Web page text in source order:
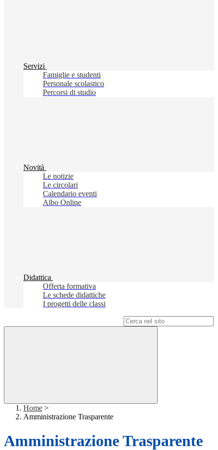
Servizi
Famiglie e studenti
Personale scolastico
Percorsi di studio
Novità
Le notizie
Le circolari
Calendario eventi
Albo Online
Didattica
Offerta formativa
Le schede didattiche
I progetti delle classi
Home >
Amministrazione Trasparente
Amministrazione Trasparente